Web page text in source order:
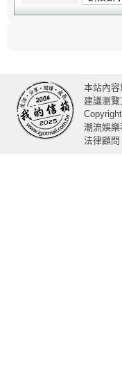
本站內
建議瀏
潮流娛樂
法律顧